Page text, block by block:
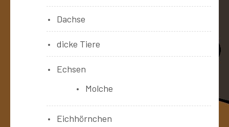
Dachse
dicke Tiere
Echsen
Molche
Eichhörnchen